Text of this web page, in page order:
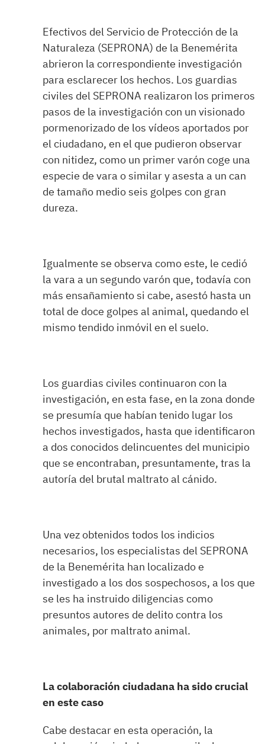
Efectivos del Servicio de Protección de la
Naturaleza (SEPRONA) de la Benemérita
abrieron la correspondiente investigación
para esclarecer los hechos. Los guardias
civiles del SEPRONA realizaron los primeros
pasos de la investigación con un visionado
pormenorizado de los vídeos aportados por
el ciudadano, en el que pudieron observar
con nitidez, como un primer varón coge una
especie de vara o similar y asesta a un can
de tamaño medio seis golpes con gran
dureza.
Igualmente se observa como este, le cedió
la vara a un segundo varón que, todavía con
más ensañamiento si cabe, asestó hasta un
total de doce golpes al animal, quedando el
mismo tendido inmóvil en el suelo.
Los guardias civiles continuaron con la
investigación, en esta fase, en la zona donde
se presumía que habían tenido lugar los
hechos investigados, hasta que identificaron
a dos conocidos delincuentes del municipio
que se encontraban, presuntamente, tras la
autoría del brutal maltrato al cánido.
Una vez obtenidos todos los indicios
necesarios, los especialistas del SEPRONA
de la Benemérita han localizado e
investigado a los dos sospechosos, a los que
se les ha instruido diligencias como
presuntos autores de delito contra los
animales, por maltrato animal.
La colaboración ciudadana ha sido crucial
en este caso
Cabe destacar en esta operación, la